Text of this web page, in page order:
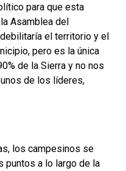
para que esta
Asamblea del
el territorio y el
pero es la única
de la Sierra y no nos
de los líderes,
los campesinos se
puntos a lo largo de la